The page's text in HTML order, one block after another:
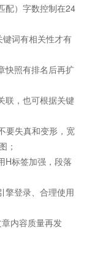
配）字数控制在24
词有相关性才有
快照有排名后再扩
联，也可根据关键
要失真和变形，宽
；
H标签加强，段落
擎登录、合理使用
内容质量再发